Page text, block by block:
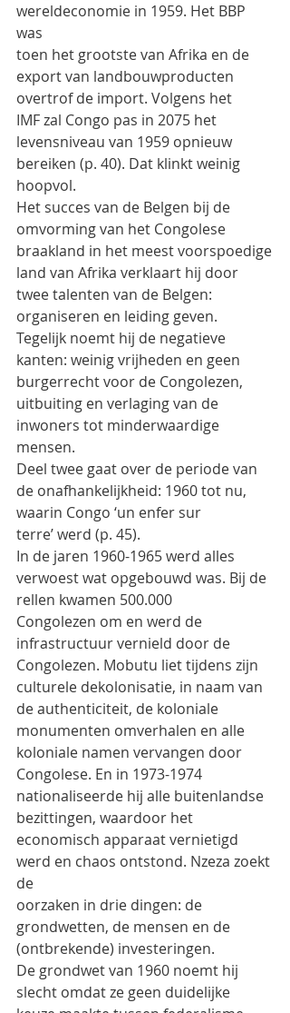
wereldeconomie in 1959. Het BBP
was
toen het grootste van Afrika en de
export van landbouwproducten
overtrof de import. Volgens het
IMF zal Congo pas in 2075 het
levensniveau van 1959 opnieuw
bereiken (p. 40). Dat klinkt weinig
hoopvol.
Het succes van de Belgen bij de
omvorming van het Congolese
braakland in het meest voorspoedige
land van Afrika verklaart hij door
twee talenten van de Belgen:
organiseren en leiding geven.
Tegelijk noemt hij de negatieve
kanten: weinig vrijheden en geen
burgerrecht voor de Congolezen,
uitbuiting en verlaging van de
inwoners tot minderwaardige
mensen.
Deel twee gaat over de periode van
de onafhankelijkheid: 1960 tot nu,
waarin Congo ‘un enfer sur
terre’ werd (p. 45).
In de jaren 1960-1965 werd alles
verwoest wat opgebouwd was. Bij de
rellen kwamen 500.000
Congolezen om en werd de
infrastructuur vernield door de
Congolezen. Mobutu liet tijdens zijn
culturele dekolonisatie, in naam van
de authenticiteit, de koloniale
monumenten omverhalen en alle
koloniale namen vervangen door
Congolese. En in 1973-1974
nationaliseerde hij alle buitenlandse
bezittingen, waardoor het
economisch apparaat vernietigd
werd en chaos ontstond. Nzeza zoekt
de
oorzaken in drie dingen: de
grondwetten, de mensen en de
(ontbrekende) investeringen.
De grondwet van 1960 noemt hij
slecht omdat ze geen duidelijke